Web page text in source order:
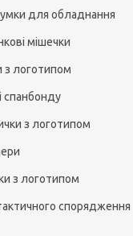
для обладнання
мішечки
з логотипом
спанбонду
з логотипом
з логотипом
спорядження